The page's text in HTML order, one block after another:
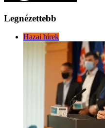
Legnézettebb
Hazai hírek